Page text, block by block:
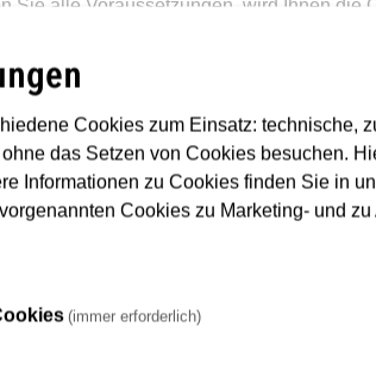
Sie alle Voraussetzungen, wird Ihnen die
jederzeit zum Monatsende gekündigt
worauf gilt es zu
Cookies zum Einsatz: technische,
das Setzen von Cookies besuchen.
Informationen zu Cookies finden Sie in
Cookies zu Marketing- und
(immer erforderlich)